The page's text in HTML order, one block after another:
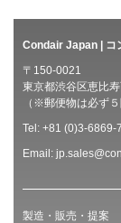
Condair Japan | コ
〒150-0021
東京都渋谷区恵比
（※郵便物は必ず
Tel: +81 (0)3-6869-
Email:
製造・販売・提案